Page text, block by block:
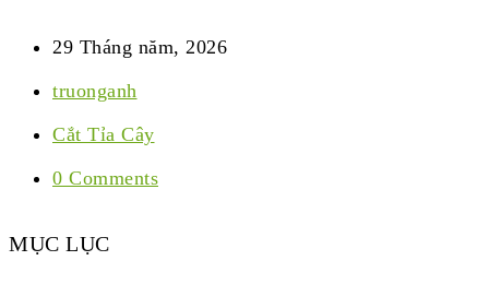
29 Tháng năm, 2026
truonganh
Cắt Tỉa Cây
0 Comments
MỤC LỤC